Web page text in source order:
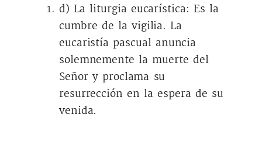
d) La liturgia eucarística: Es la
cumbre de la vigilia. La
eucaristía pascual anuncia
solemnemente la muerte del
Señor y proclama su
resurrección en la espera de su
venida.